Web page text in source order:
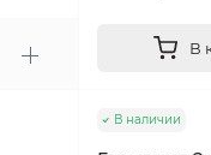
В
В наличии